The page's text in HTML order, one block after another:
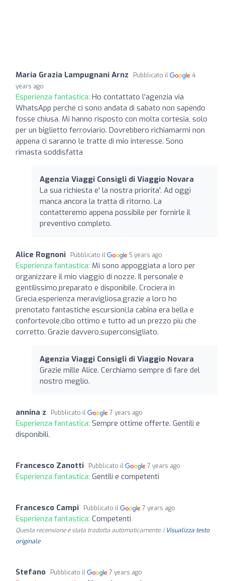
Maria Grazia Lampugnani Arnz Pubblicato il
4
years ago
Esperienza fantastica: Ho contattato l'agenzia via
WhatsApp perché ci sono andata di sabato non sapendo
fosse chiusa. Mi hanno risposto con molta cortesia, solo
per un biglietto ferroviario. Dovrebbero richiamarmi non
appena ci saranno le tratte di mio interesse. Sono
rimasta soddisfatta
Agenzia Viaggi Consigli di Viaggio Novara
La sua richiesta e' la nostra priorita'. Ad oggi
manca ancora la tratta di ritorno. La
contatteremo appena possibile per fornirle il
preventivo completo.
Alice Rognoni Pubblicato il 5 years ago
Esperienza fantastica: Mi sono appoggiata a loro per
organizzare il mio viaggio di nozze. Il personale è
gentilissimo,preparato e disponibile. Crociera in
Grecia,esperienza meravigliosa,grazie a loro ho
prenotato fantastiche escursioni,la cabina era bella e
confortevole,cibo ottimo e tutto ad un prezzo più che
corretto. Grazie davvero,superconsigliato.
Agenzia Viaggi Consigli di Viaggio Novara
Grazie mille Alice. Cerchiamo sempre di fare del
nostro meglio.
annina z Pubblicato il 7 years ago
Esperienza fantastica: Sempre ottime offerte. Gentili e
disponibili.
Francesco Zanotti Pubblicato il 7 years ago
Esperienza fantastica: Gentili e competenti
Francesco Campi Pubblicato il 7 years ago
Esperienza fantastica: Competenti
Questa recensione è stata tradotta automaticamente. | Visualizza testo
originale
Stefano Pubblicato il 7 years ago